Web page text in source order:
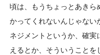
頃は、もうちょっとあきら
かってくれないんじゃない
ネジメントというか、確
えるとか、そういうこと